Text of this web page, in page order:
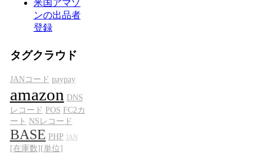
米国アマゾ
ンの出品者
登録
タグクラウド
JANコード paypay
amazon DNS
レコード POS FC2カ
ート NSレコード
BASE PHP JAN
[在庫数][単位]